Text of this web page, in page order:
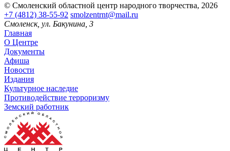
© Смоленский областной центр народного творчества, 2026
+7 (4812) 38-55-92 smolzentrnt@mail.ru
Смоленск, ул. Бакунина, 3
Главная
О Центре
Документы
Афиша
Новости
Издания
Культурное наследие
Противодействие терроризму
Земский работник